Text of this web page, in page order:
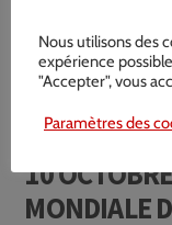
9 OCTOBRE 2023
10
MONDIALE
Nous utilisons des
expérience
"Accepter", vous
Paramètres des